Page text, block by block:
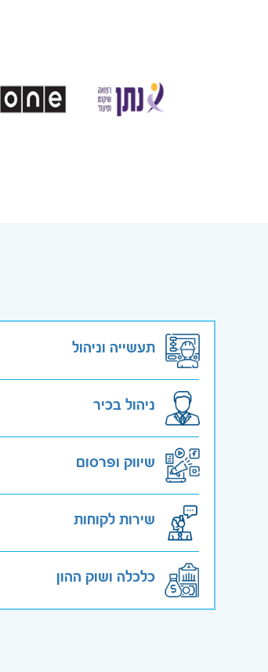
תעשייה וניהול
ניהול בכיר
שיווק ופרסום
שירות לקוחות
כלכלה ושוק ההון